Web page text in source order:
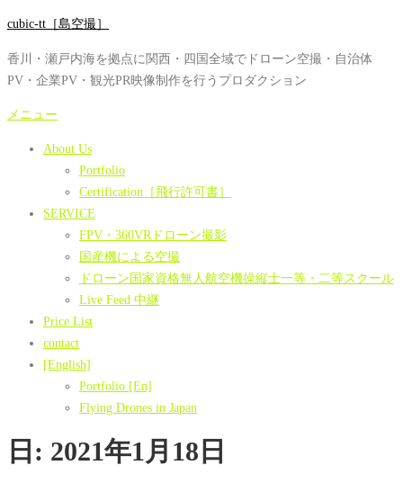
コ
テ
ン
ツ
cubic-tt［島空撮］
香川・瀬戸内海を拠点に関西・四国全域でドローン空撮・自治体
PV・企業PV・観光PR映像制作を行うプロダクション
メニュー
About Us
Portfolio
Certification［飛行許可書］
SERVICE
FPV・360VRドローン撮影
国産機による空撮
ドローン国家資格無人航空機操縦士一等・二等スクール
Live Feed 中継
Price List
contact
[English]
Portfolio [En]
Flying Drones in Japan
日: 2021年1月18日